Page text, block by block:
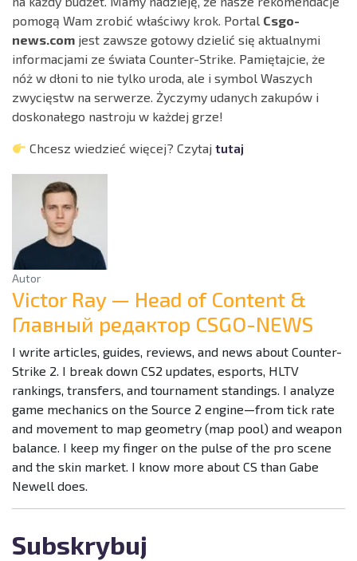
pomogą Wam zrobić właściwy krok. Portal Csgo-
news.com jest zawsze gotowy dzielić się aktualnymi
informacjami ze świata Counter-Strike. Pamiętajcie, że
nóż w dłoni to nie tylko uroda, ale i symbol Waszych
zwycięstw na serwerze. Życzymy udanych zakupów i
doskonałego nastroju w każdej grze!
Chcesz wiedzieć więcej? Czytajtutaj
Autor
Victor Ray — Head of Content &
Главный редактор CSGO-NEWS
I write articles, guides, reviews, and news about Counter-
Strike 2. I break down CS2 updates, esports, HLTV
rankings, transfers, and tournament standings. I analyze
game mechanics on the Source 2 engine—from tick rate
and movement to map geometry (map pool) and weapon
balance. I keep my finger on the pulse of the pro scene
and the skin market. I know more about CS than Gabe
Newell does.
Subskrybuj